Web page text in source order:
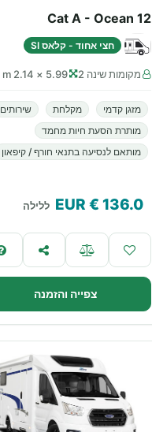
Cat A - Ocean 12
חצי אחוד - קלאס SI
מקומות שינה 2 5.99 × 2.14 m
מזגן קדמי מקלחת
שירותים
מותרת הסעת חיות מחמד
מותאם לנסיעה בתנאי חורף / קיפאון
136.0
€ EUR ללילה
צפייה והזמנה